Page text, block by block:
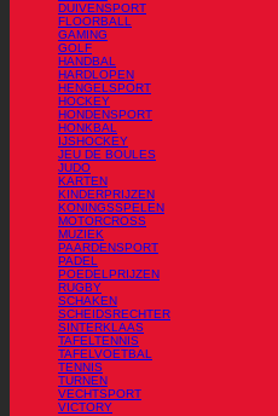
DUIVENSPORT
FLOORBALL
GAMING
GOLF
HANDBAL
HARDLOPEN
HENGELSPORT
HOCKEY
HONDENSPORT
HONKBAL
IJSHOCKEY
JEU DE BOULES
JUDO
KARTEN
KINDERPRIJZEN
KONINGSSPELEN
MOTORCROSS
MUZIEK
PAARDENSPORT
PADEL
POEDELPRIJZEN
RUGBY
SCHAKEN
SCHEIDSRECHTER
SINTERKLAAS
TAFELTENNIS
TAFELVOETBAL
TENNIS
TURNEN
VECHTSPORT
VICTORY